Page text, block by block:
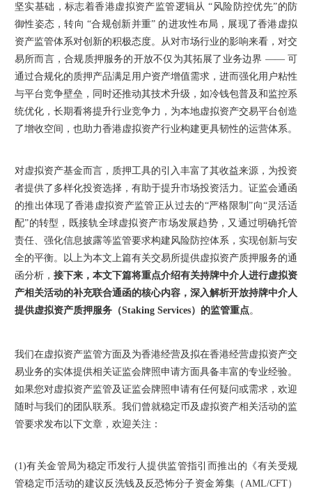
坚实基础，标志着香港虚拟资产监管逻辑从 “风险防控优先”的防
御性姿态，转向 “合规创新并重” 的进攻性布局，展现了香港虚拟
资产监管体系对创新的积极态度。从对市场行业的影响来看，对交
易所而言，合规质押服务的开放不仅为其拓展了业务边界 —— 可
通过合规化的质押产品满足用户资产增值需求，进而强化用户粘性
与平台竞争壁垒，同时还推动其技术升级，如冷钱包普及和监控系
统优化，长期看将提升行业竞争力，为本地虚拟资产交易平台创造
了增收空间，也助力香港虚拟资产行业构建更具韧性的运营体系。
对虚拟资产基金而言，质押工具的引入丰富了其收益来源，为投资
者提供了多样化投资选择，有助于提升市场投资活力。证监会通函
的推出体现了香港虚拟资产监管正从过去的“严格限制”向“灵活适
配”的转型，既接轨全球虚拟资产市场发展趋势，又通过明确托管
责任、强化信息披露等监管要求构建风险防控体系，实现创新与安
全的平衡。以上为本文上篇有关交易所提供虚拟资产质押服务的通
函分析， 接下来，本文下篇将重点介绍有关持牌中介人进行虚拟资
产相关活动的补充联合通函的核心内容，深入解析开放持牌中介人
提供虚拟资产质押服务（Staking Services）的监管重点。
我们在虚拟资产监管方面及为香港经营及拟在香港经营虚拟资产交
易业务的实体提供相关证监会牌照申请方面具备丰富的专业经验。
如果您对虚拟资产监管及证监会牌照申请有任何疑问或需求，欢迎
随时与我们的团队联系。我们曾就稳定币及虚拟资产相关活动的监
管要求发布以下文章，欢迎关注：
(1)有关金管局为稳定币发行人提供监管指引而推出的《有关受规
管稳定币活动的建议反洗钱及反恐怖分子资金筹集（AML/CFT）